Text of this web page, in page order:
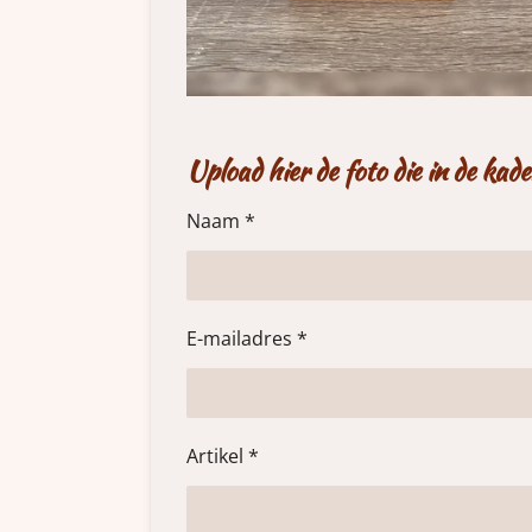
Upload hier de foto die in de
Naam *
E-mailadres *
Artikel *